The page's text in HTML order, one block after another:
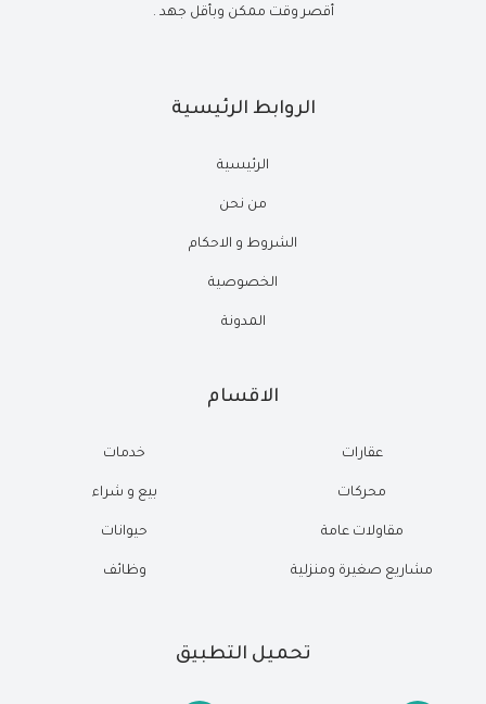
أقصر وقت ممكن وبأقل جهد .
الروابط الرئيسية
الرئيسية
من نحن
الشروط و الاحكام
الخصوصية
المدونة
الاقسام
عقارات
محركات
مقاولات عامة
مشاريع صغيرة ومنزلية
خدمات
بيع و شراء
حيوانات
وظائف
تحميل التطبيق